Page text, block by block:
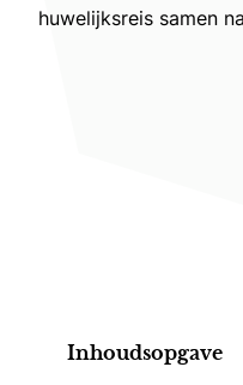
huwelijksreis samen
Inhoudsopgave